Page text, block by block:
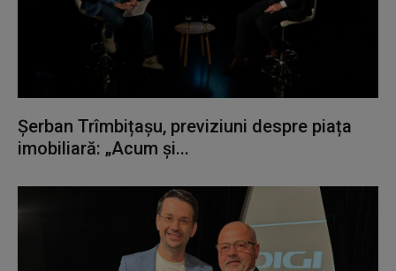
Șerban Trîmbițașu, previziuni despre piața
imobiliară: „Acum și...